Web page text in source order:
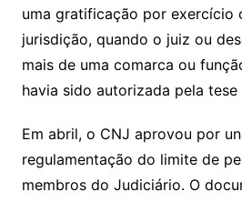
uma gratificação por exercício
jurisdição, quando o juiz ou
mais de uma comarca ou
havia sido autorizada pela tese
Em abril, o CNJ aprovou por
regulamentação do limite de
membros do Judiciário. O